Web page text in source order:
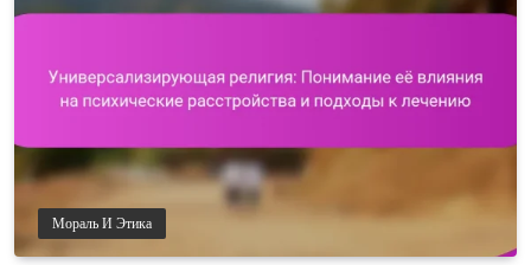
Мораль И Этика